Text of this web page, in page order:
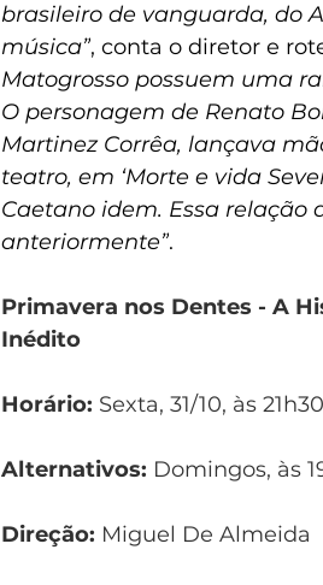
brasileiro de vanguarda, do
música”, conta o diretor e
Matogrosso possuem uma
O personagem de Renato
Martinez Corrêa, lançava
teatro, em ‘Morte e vida
Caetano idem. Essa
anteriormente”.
Primavera nos Dentes - A
Inédito
Horário: Sexta, 31/10, às
Alternativos: Domingos, às
Direção: Miguel De Almeida